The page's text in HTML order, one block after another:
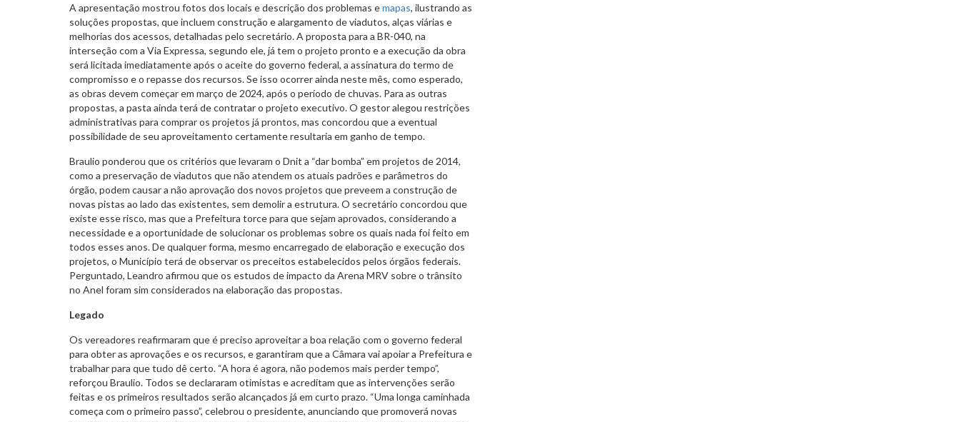
A apresentação mostrou fotos dos locais e descrição dos problemas emapas, ilustrando as
soluções propostas, que incluem construção e alargamento de viadutos, alças viárias e
melhorias dos acessos, detalhadas pelo secretário. A proposta para a BR-040, na
interseção com a Via Expressa, segundo ele, já tem o projeto pronto e a execução da obra
será licitada imediatamente após o aceite do governo federal, a assinatura do termo de
compromisso e o repasse dos recursos. Se isso ocorrer ainda neste mês, como esperado,
as obras devem começar em março de 2024, após o período de chuvas. Para as outras
propostas, a pasta ainda terá de contratar o projeto executivo. O gestor alegou restrições
administrativas para comprar os projetos já prontos, mas concordou que a eventual
possibilidade de seu aproveitamento certamente resultaria em ganho de tempo.
Braulio ponderou que os critérios que levaram o Dnit a “dar bomba” em projetos de 2014,
como a preservação de viadutos que não atendem os atuais padrões e parâmetros do
órgão, podem causar a não aprovação dos novos projetos que preveem a construção de
novas pistas ao lado das existentes, sem demolir a estrutura. O secretário concordou que
existe esse risco, mas que a Prefeitura torce para que sejam aprovados, considerando a
necessidade e a oportunidade de solucionar os problemas sobre os quais nada foi feito em
todos esses anos. De qualquer forma, mesmo encarregado de elaboração e execução dos
projetos, o Município terá de observar os preceitos estabelecidos pelos órgãos federais.
Perguntado, Leandro afirmou que os estudos de impacto da Arena MRV sobre o trânsito
no Anel foram sim considerados na elaboração das propostas.
Legado
Os vereadores reafirmaram que é preciso aproveitar a boa relação com o governo federal
para obter as aprovações e os recursos, e garantiram que a Câmara vai apoiar a Prefeitura e
trabalhar para que tudo dê certo. “A hora é agora, não podemos mais perder tempo”,
reforçou Braulio. Todos se declararam otimistas e acreditam que as intervenções serão
feitas e os primeiros resultados serão alcançados já em curto prazo. “Uma longa caminhada
começa com o primeiro passo”, celebrou o presidente, anunciando que promoverá novas